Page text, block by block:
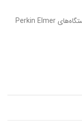
آزمایشگاه‌های صنعتی و تحقیقاتی مجهز به دستگاه‌های Perkin Elmer